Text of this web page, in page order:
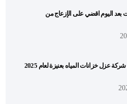
بعد اليوم اقضي على الإزعاج من
من هي أفضل شركة عزل خزانات المياه بعنيزة لعام 2025